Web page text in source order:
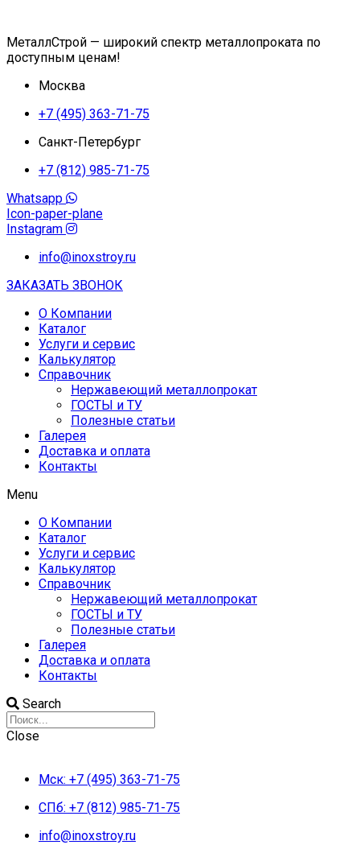
МеталлСтрой — широкий спектр металлопроката по
доступным ценам!
Москва
+7 (495) 363-71-75
Санкт-Петербург
+7 (812) 985-71-75
Whatsapp
Icon-paper-plane
Instagram
info@inoxstroy.ru
ЗАКАЗАТЬ ЗВОНОК
О Компании
Каталог
Услуги и сервис
Калькулятор
Справочник
Нержавеющий металлопрокат
ГОСТЫ и ТУ
Полезные статьи
Галерея
Доставка и оплата
Контакты
Menu
О Компании
Каталог
Услуги и сервис
Калькулятор
Справочник
Нержавеющий металлопрокат
ГОСТЫ и ТУ
Полезные статьи
Галерея
Доставка и оплата
Контакты
Search
Close
Мск: +7 (495) 363-71-75
СПб: +7 (812) 985-71-75
info@inoxstroy.ru